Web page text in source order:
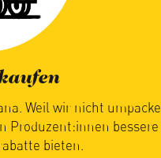
Lebensmittel
sind. Ihre Geduld
am besten schmecken.